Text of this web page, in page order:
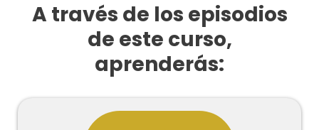
A través de los episodios
de este curso,
aprenderás: